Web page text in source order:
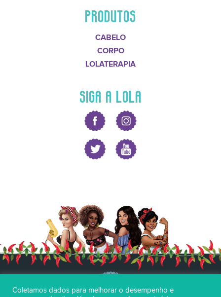
PRODUTOS
CABELO
CORPO
LOLATERAPIA
SIGA A LOLA
Coletamos dados para melhorar o desempenho e